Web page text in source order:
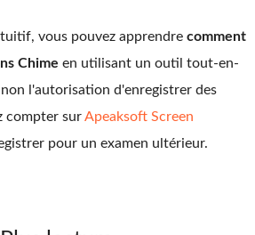
vous pouvez apprendre comment
Chime en utilisant un outil tout-en-
l'autorisation d'enregistrer des
compter surApeaksoft Screen
pour un examen ultérieur.